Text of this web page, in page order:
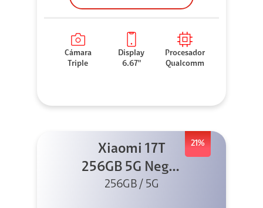
Cámara
Triple
Display
6.67"
Procesador
Qualcomm
21%
Xiaomi 17T
256GB 5G Negro
+ Sound
256GB / 5G